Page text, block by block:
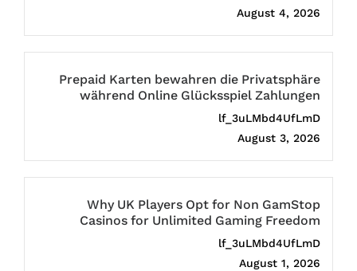
August 4, 2026
Prepaid Karten bewahren die Privatsphäre
während Online Glücksspiel Zahlungen
lf_3uLMbd4UfLmD
August 3, 2026
Why UK Players Opt for Non GamStop
Casinos for Unlimited Gaming Freedom
lf_3uLMbd4UfLmD
August 1, 2026